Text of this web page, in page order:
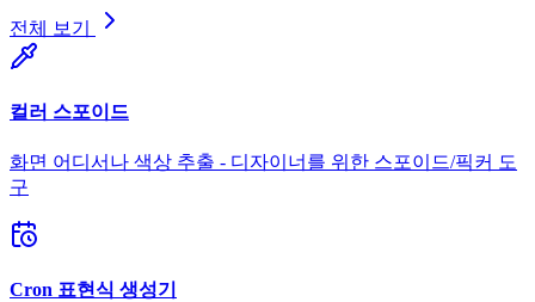
전체 보기
컬러 스포이드
화면 어디서나 색상 추출 - 디자이너를 위한 스포이드/픽커 도
구
Cron 표현식 생성기